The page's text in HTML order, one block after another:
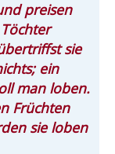
preisen
sie
ein
man loben.
Früchten
sie loben